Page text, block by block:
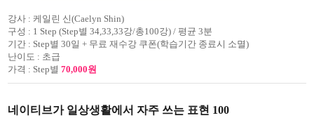
강사 : 케일린 신(Caelyn Shin)
구성 : 1 Step (Step별 34,33,33강/총100강) / 평균 3분
기간 : Step별 30일 + 무료 재수강 쿠폰(학습기간 종료시 소멸)
난이도 : 초급
가격 : Step별 70,000원
네이티브가 일상생활에서 자주 쓰는 표현 100